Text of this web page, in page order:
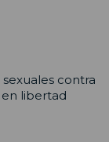
contra
libertad